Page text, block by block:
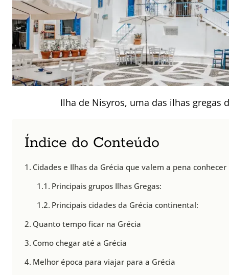
Ilha de Nisyros, uma das ilhas gregas
Índice do Conteúdo
Cidades e Ilhas da Grécia que valem a pena conhecer
Principais grupos Ilhas Gregas:
Principais cidades da Grécia continental:
Quanto tempo ficar na Grécia
Como chegar até a Grécia
Melhor época para viajar para a Grécia